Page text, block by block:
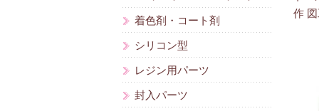
作
着色剤・コート剤
シリコン型
レジン用パーツ
封入パーツ